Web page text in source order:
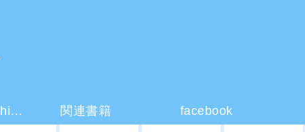
コーチング(coaching)とは？ 関連書籍 facebook